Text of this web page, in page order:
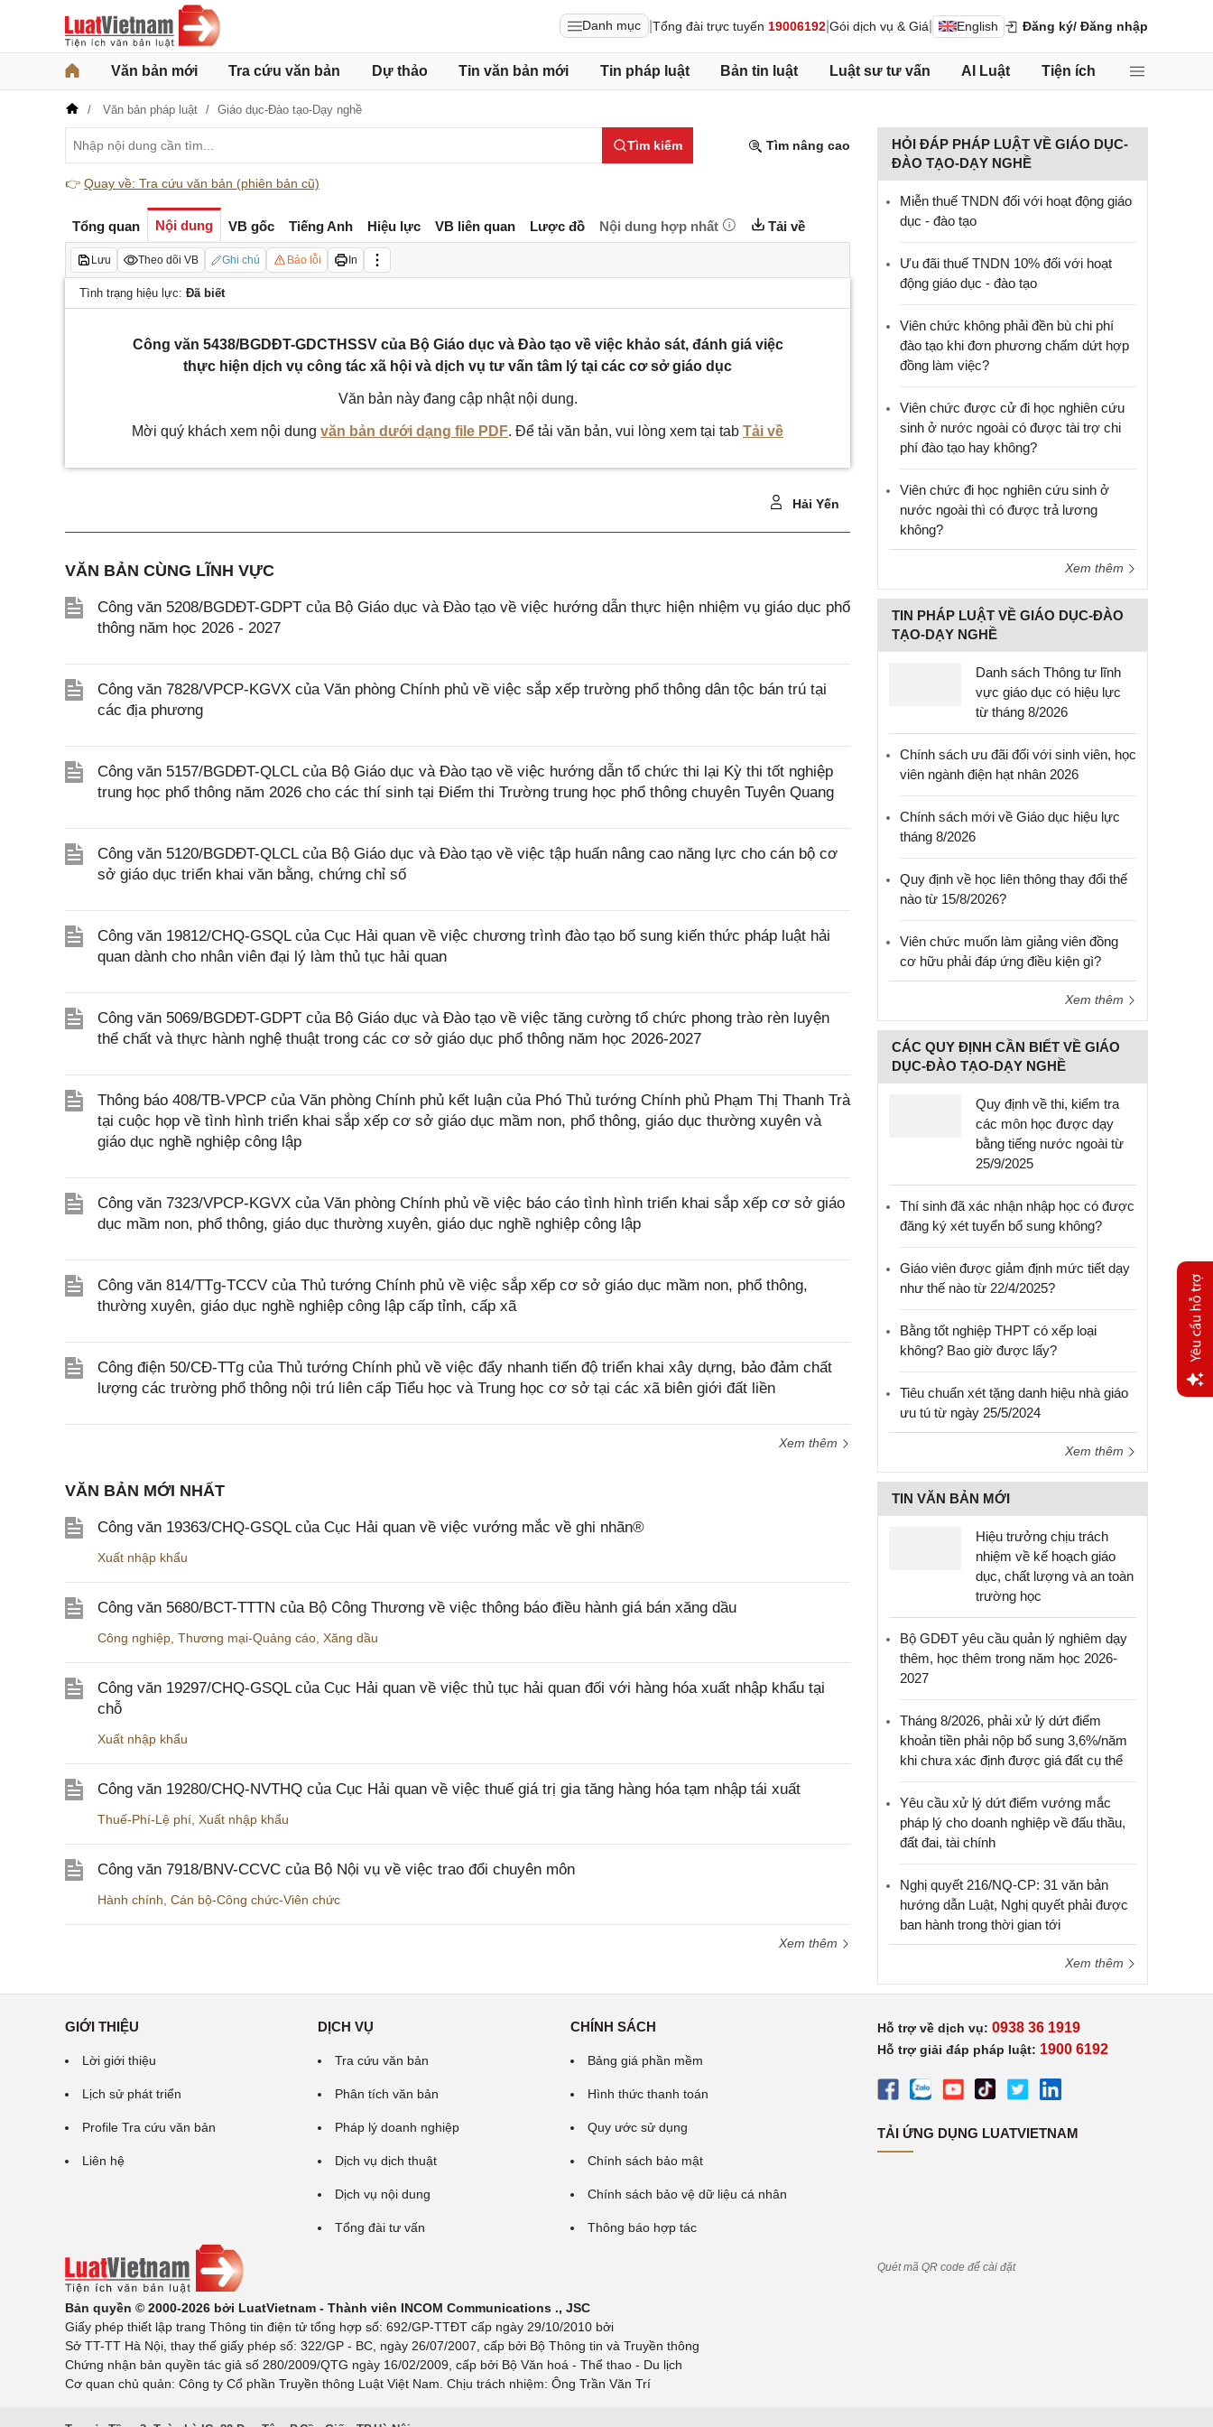
Danh mục Tổng đài trực tuyến 19006192 Gói dịch vụ & Giá English Đăng ký/ Đăng nhập
Văn bản mới Tra cứu văn bản Dự thảo Tin văn bản mới Tin pháp luật Bản tin luật Luật sư tư vấn AI Luật Tiện ích
Văn bản pháp luật Giáo dục-Đào tạo-Dạy nghề
Tìm kiếm Tìm nâng cao
👉 Quay về: Tra cứu văn bản (phiên bản cũ)
Tổng quan Nội dung VB gốc Tiếng Anh Hiệu lực VB liên quan Lược đồ Nội dung hợp nhất Tải về
Lưu Theo dõi VB Ghi chú Báo lỗi In
Tình trạng hiệu lực: Đã biết
Công văn 5438/BGDĐT-GDCTHSSV của Bộ Giáo dục và Đào tạo về việc khảo sát, đánh giá việc
thực hiện dịch vụ công tác xã hội và dịch vụ tư vấn tâm lý tại các cơ sở giáo dục
Văn bản này đang cập nhật nội dung.
Mời quý khách xem nội dung văn bản dưới dạng file PDF. Để tải văn bản, vui lòng xem tại tab Tải về
Hải Yến
VĂN BẢN CÙNG LĨNH VỰC
Công văn 5208/BGDĐT-GDPT của Bộ Giáo dục và Đào tạo về việc hướng dẫn thực hiện nhiệm vụ giáo dục phổ
thông năm học 2026 - 2027
Công văn 7828/VPCP-KGVX của Văn phòng Chính phủ về việc sắp xếp trường phổ thông dân tộc bán trú tại
các địa phương
Công văn 5157/BGDĐT-QLCL của Bộ Giáo dục và Đào tạo về việc hướng dẫn tổ chức thi lại Kỳ thi tốt nghiệp
trung học phổ thông năm 2026 cho các thí sinh tại Điểm thi Trường trung học phổ thông chuyên Tuyên Quang
Công văn 5120/BGDĐT-QLCL của Bộ Giáo dục và Đào tạo về việc tập huấn nâng cao năng lực cho cán bộ cơ
sở giáo dục triển khai văn bằng, chứng chỉ số
Công văn 19812/CHQ-GSQL của Cục Hải quan về việc chương trình đào tạo bổ sung kiến thức pháp luật hải
quan dành cho nhân viên đại lý làm thủ tục hải quan
Công văn 5069/BGDĐT-GDPT của Bộ Giáo dục và Đào tạo về việc tăng cường tổ chức phong trào rèn luyện
thể chất và thực hành nghệ thuật trong các cơ sở giáo dục phổ thông năm học 2026-2027
Thông báo 408/TB-VPCP của Văn phòng Chính phủ kết luận của Phó Thủ tướng Chính phủ Phạm Thị Thanh Trà
tại cuộc họp về tình hình triển khai sắp xếp cơ sở giáo dục mầm non, phổ thông, giáo dục thường xuyên và
giáo dục nghề nghiệp công lập
Công văn 7323/VPCP-KGVX của Văn phòng Chính phủ về việc báo cáo tình hình triển khai sắp xếp cơ sở giáo
dục mầm non, phổ thông, giáo dục thường xuyên, giáo dục nghề nghiệp công lập
Công văn 814/TTg-TCCV của Thủ tướng Chính phủ về việc sắp xếp cơ sở giáo dục mầm non, phổ thông,
thường xuyên, giáo dục nghề nghiệp công lập cấp tỉnh, cấp xã
Công điện 50/CĐ-TTg của Thủ tướng Chính phủ về việc đẩy nhanh tiến độ triển khai xây dựng, bảo đảm chất
lượng các trường phổ thông nội trú liên cấp Tiểu học và Trung học cơ sở tại các xã biên giới đất liền
Xem thêm
VĂN BẢN MỚI NHẤT
Công văn 19363/CHQ-GSQL của Cục Hải quan về việc vướng mắc về ghi nhãn®
Xuất nhập khẩu
Công văn 5680/BCT-TTTN của Bộ Công Thương về việc thông báo điều hành giá bán xăng dầu
Công nghiệp Thương mại-Quảng cáo Xăng dầu
Công văn 19297/CHQ-GSQL của Cục Hải quan về việc thủ tục hải quan đối với hàng hóa xuất nhập khẩu tại
chỗ
Xuất nhập khẩu
Công văn 19280/CHQ-NVTHQ của Cục Hải quan về việc thuế giá trị gia tăng hàng hóa tạm nhập tái xuất
Thuế-Phí-Lệ phí Xuất nhập khẩu
Công văn 7918/BNV-CCVC của Bộ Nội vụ về việc trao đổi chuyên môn
Hành chính Cán bộ-Công chức-Viên chức
Xem thêm
HỎI ĐÁP PHÁP LUẬT VỀ GIÁO DỤC-
ĐÀO TẠO-DẠY NGHỀ
Miễn thuế TNDN đối với hoạt động giáo
dục - đào tạo
Ưu đãi thuế TNDN 10% đối với hoạt
động giáo dục - đào tạo
Viên chức không phải đền bù chi phí
đào tạo khi đơn phương chấm dứt hợp
đồng làm việc?
Viên chức được cử đi học nghiên cứu
sinh ở nước ngoài có được tài trợ chi
phí đào tạo hay không?
Viên chức đi học nghiên cứu sinh ở
nước ngoài thì có được trả lương
không?
Xem thêm
TIN PHÁP LUẬT VỀ GIÁO DỤC-ĐÀO
TẠO-DẠY NGHỀ
Danh sách Thông tư lĩnh
vực giáo dục có hiệu lực
từ tháng 8/2026
Chính sách ưu đãi đối với sinh viên, học
viên ngành điện hạt nhân 2026
Chính sách mới về Giáo dục hiệu lực
tháng 8/2026
Quy định về học liên thông thay đổi thế
nào từ 15/8/2026?
Viên chức muốn làm giảng viên đồng
cơ hữu phải đáp ứng điều kiện gì?
Xem thêm
CÁC QUY ĐỊNH CẦN BIẾT VỀ GIÁO
DỤC-ĐÀO TẠO-DẠY NGHỀ
Quy định về thi, kiểm tra
các môn học được dạy
bằng tiếng nước ngoài từ
25/9/2025
Thí sinh đã xác nhận nhập học có được
đăng ký xét tuyển bổ sung không?
Giáo viên được giảm định mức tiết dạy
như thế nào từ 22/4/2025?
Bằng tốt nghiệp THPT có xếp loại
không? Bao giờ được lấy?
Tiêu chuẩn xét tặng danh hiệu nhà giáo
ưu tú từ ngày 25/5/2024
Xem thêm
TIN VĂN BẢN MỚI
Hiệu trưởng chịu trách
nhiệm về kế hoạch giáo
dục, chất lượng và an toàn
trường học
Bộ GDĐT yêu cầu quản lý nghiêm dạy
thêm, học thêm trong năm học 2026-
2027
Tháng 8/2026, phải xử lý dứt điểm
khoản tiền phải nộp bổ sung 3,6%/năm
khi chưa xác định được giá đất cụ thể
Yêu cầu xử lý dứt điểm vướng mắc
pháp lý cho doanh nghiệp về đấu thầu,
đất đai, tài chính
Nghị quyết 216/NQ-CP: 31 văn bản
hướng dẫn Luật, Nghị quyết phải được
ban hành trong thời gian tới
Xem thêm
GIỚI THIỆU
Lời giới thiệu
Lịch sử phát triển
Profile Tra cứu văn bản
Liên hệ
DỊCH VỤ
Tra cứu văn bản
Phân tích văn bản
Pháp lý doanh nghiệp
Dịch vụ dịch thuật
Dịch vụ nội dung
Tổng đài tư vấn
CHÍNH SÁCH
Bảng giá phần mềm
Hình thức thanh toán
Quy ước sử dụng
Chính sách bảo mật
Chính sách bảo vệ dữ liệu cá nhân
Thông báo hợp tác
Bản quyền © 2000-2026 bởi LuatVietnam - Thành viên INCOM Communications ., JSC
Giấy phép thiết lập trang Thông tin điện tử tổng hợp số: 692/GP-TTĐT cấp ngày 29/10/2010 bởi
Sở TT-TT Hà Nội, thay thế giấy phép số: 322/GP - BC, ngày 26/07/2007, cấp bởi Bộ Thông tin và Truyền thông
Chứng nhận bản quyền tác giả số 280/2009/QTG ngày 16/02/2009, cấp bởi Bộ Văn hoá - Thể thao - Du lịch
Cơ quan chủ quản: Công ty Cổ phần Truyền thông Luật Việt Nam. Chịu trách nhiệm: Ông Trần Văn Trí
Hỗ trợ về dịch vụ: 0938 36 1919
Hỗ trợ giải đáp pháp luật: 1900 6192
TẢI ỨNG DỤNG LUATVIETNAM
Quét mã QR code để cài đặt